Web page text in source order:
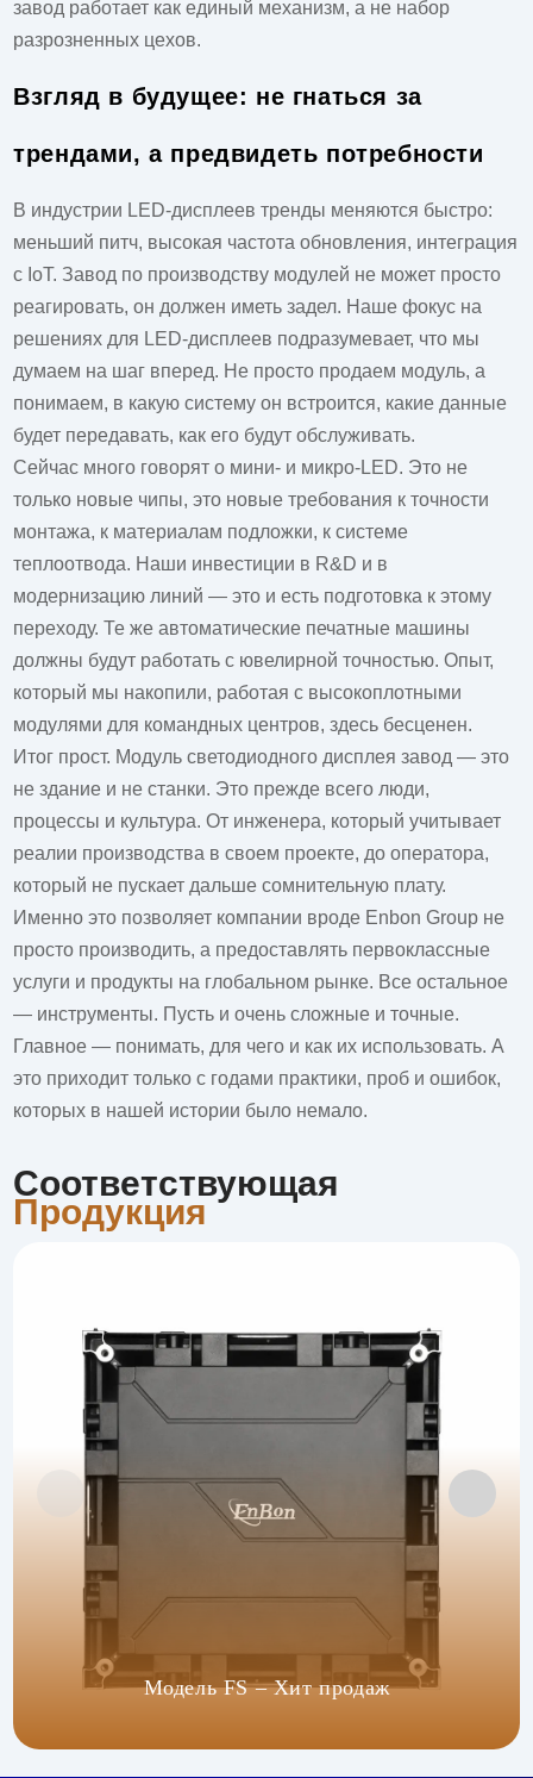
завод работает как единый механизм, а не набор
разрозненных цехов.
Взгляд в будущее: не гнаться за
трендами, а предвидеть потребности
В индустрии LED-дисплеев тренды меняются быстро:
меньший питч, высокая частота обновления, интеграция
с IoT. Завод по производству модулей не может просто
реагировать, он должен иметь задел. Наше фокус на
решениях для LED-дисплеев подразумевает, что мы
думаем на шаг вперед. Не просто продаем модуль, а
понимаем, в какую систему он встроится, какие данные
будет передавать, как его будут обслуживать.
Сейчас много говорят о мини- и микро-LED. Это не
только новые чипы, это новые требования к точности
монтажа, к материалам подложки, к системе
теплоотвода. Наши инвестиции в R&D и в
модернизацию линий — это и есть подготовка к этому
переходу. Те же автоматические печатные машины
должны будут работать с ювелирной точностью. Опыт,
который мы накопили, работая с высокоплотными
модулями для командных центров, здесь бесценен.
Итог прост. Модуль светодиодного дисплея завод — это
не здание и не станки. Это прежде всего люди,
процессы и культура. От инженера, который учитывает
реалии производства в своем проекте, до оператора,
который не пускает дальше сомнительную плату.
Именно это позволяет компании вроде Enbon Group не
просто производить, а предоставлять первоклассные
услуги и продукты на глобальном рынке. Все остальное
— инструменты. Пусть и очень сложные и точные.
Главное — понимать, для чего и как их использовать. А
это приходит только с годами практики, проб и ошибок,
которых в нашей истории было немало.
Соответствующая
Продукция
Модель FS – Хит продаж